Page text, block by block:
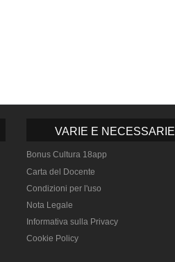
VARIE E NECESSARIE
Bonus Cultura 18app
Carta del Docente
Condizioni per l'uso
Nota Legale
Informativa sulla Privacy
Cookie Policy